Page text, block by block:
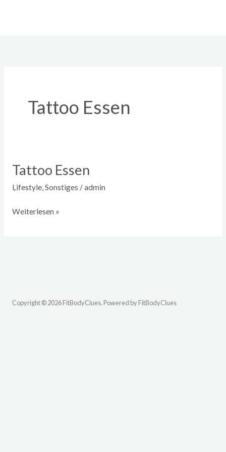
Tattoo Essen
Tattoo Essen
Lifestyle,Sonstiges /admin
Tattoo
Weiterlesen »
Copyright © 2026 FitBodyClues. Powered by FitBodyClues